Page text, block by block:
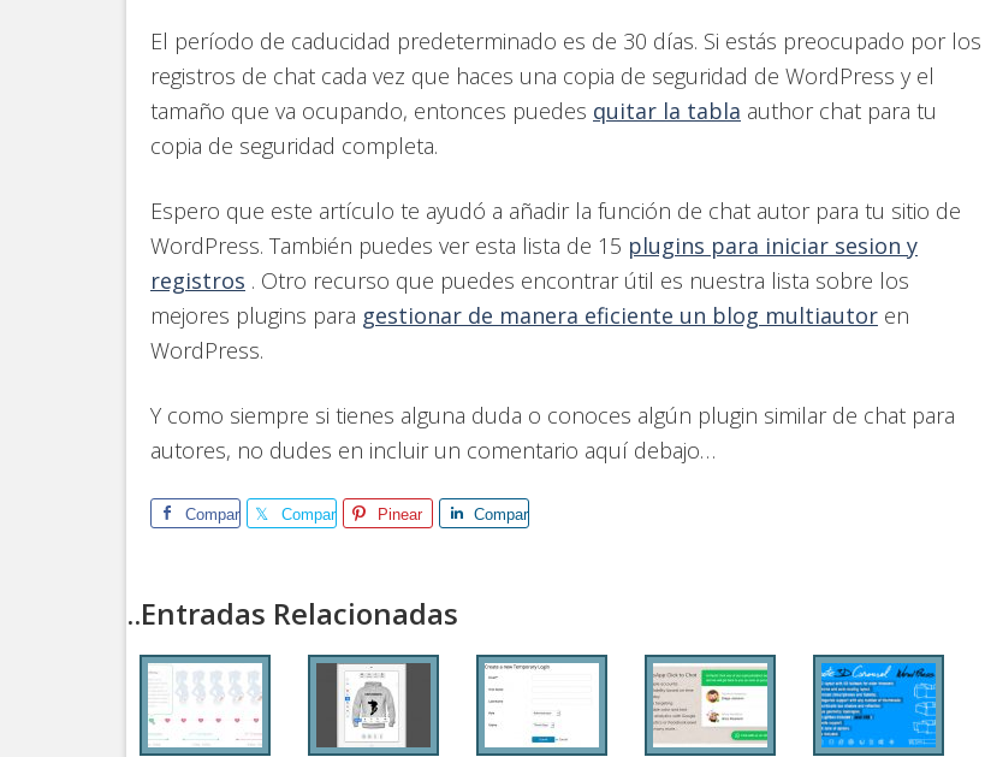
El período de caducidad predeterminado es de 30 días. Si estás preocupado por los
registros de chat cada vez que haces una copia de seguridad de WordPress y el
tamaño que va ocupando, entonces puedes quitar la tabla author chat para tu
copia de seguridad completa.
Espero que este artículo te ayudó a añadir la función de chat autor para tu sitio de
WordPress. También puedes ver esta lista de 15 plugins para iniciar sesion y
registros . Otro recurso que puedes encontrar útil es nuestra lista sobre los
mejores plugins para gestionar de manera eficiente un blog multiautor en
WordPress.
Y como siempre si tienes alguna duda o conoces algún plugin similar de chat para
autores, no dudes en incluir un comentario aquí debajo…
Comparte Comparte Pinear Comparte
..Entradas Relacionadas